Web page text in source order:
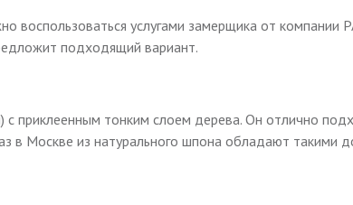
услугами замерщика от компании
подходящий вариант.
тонким слоем дерева. Он отлично
в Москве из натурального шпона обладают такими